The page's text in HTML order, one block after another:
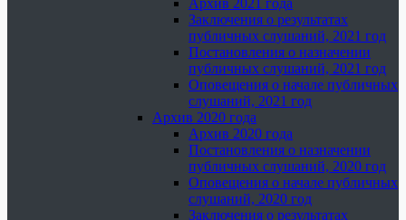
Архив 2021 года
Заключения о результатах
публичных слушаний, 2021 год
Постановления о назначении
публичных слушаний, 2021 год
Оповещения о начале публичных
слушаний, 2021 год
Архив 2020 года
Архив 2020 года
Постановления о назначении
публичных слушаний, 2020 год
Оповещения о начале публичных
слушаний, 2020 год
Заключения о результатах